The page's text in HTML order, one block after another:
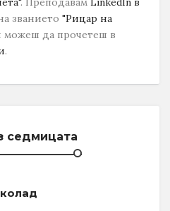
званието "Рицар на
можеш да прочетеш в
.
седмицата